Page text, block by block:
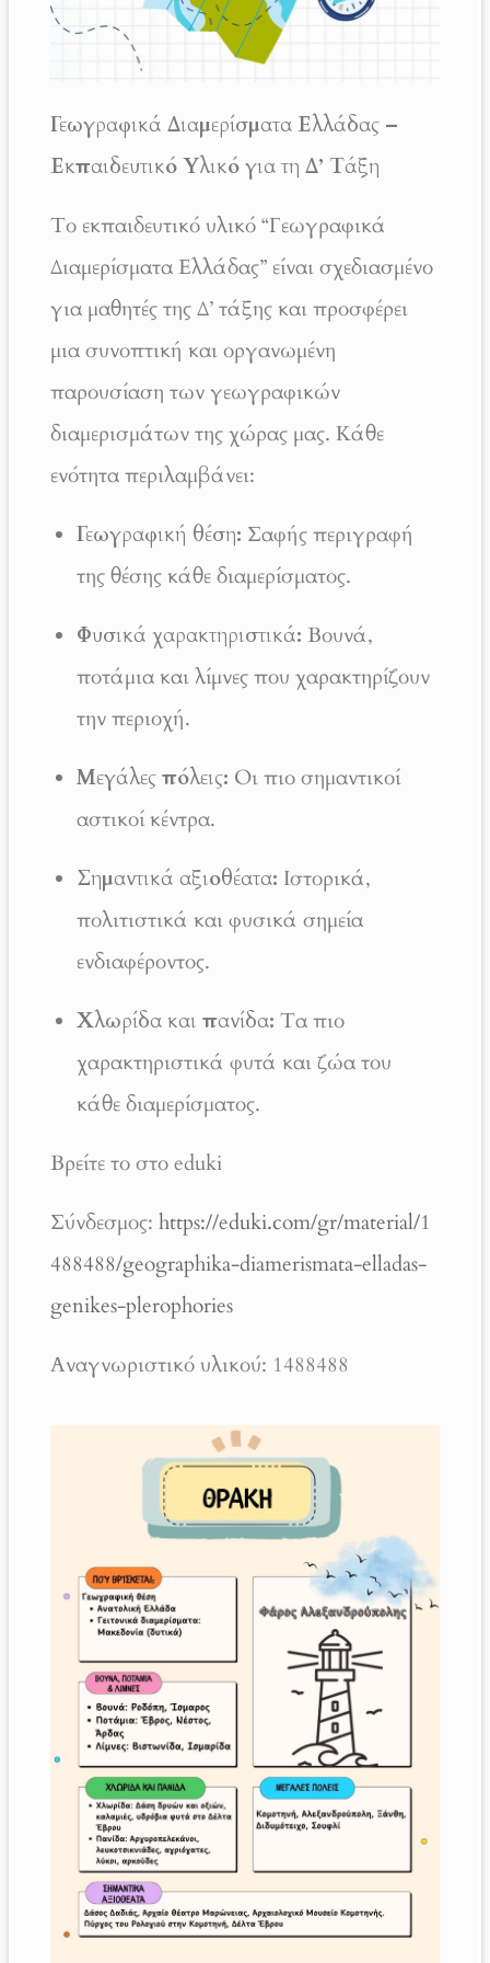
Γεωγραφικά Διαμερίσματα Ελλάδας –
Εκπαιδευτικό Υλικό για τη Δ’ Τάξη
Το εκπαιδευτικό υλικό “Γεωγραφικά
Διαμερίσματα Ελλάδας” είναι σχεδιασμένο
για μαθητές της Δ’ τάξης και προσφέρει
μια συνοπτική και οργανωμένη
παρουσίαση των γεωγραφικών
διαμερισμάτων της χώρας μας. Κάθε
ενότητα περιλαμβάνει:
Γεωγραφική θέση: Σαφής περιγραφή
της θέσης κάθε διαμερίσματος.
Φυσικά χαρακτηριστικά: Βουνά,
ποτάμια και λίμνες που χαρακτηρίζουν
την περιοχή.
Μεγάλες πόλεις: Οι πιο σημαντικοί
αστικοί κέντρα.
Σημαντικά αξιοθέατα: Ιστορικά,
πολιτιστικά και φυσικά σημεία
ενδιαφέροντος.
Χλωρίδα και πανίδα: Τα πιο
χαρακτηριστικά φυτά και ζώα του
κάθε διαμερίσματος.
Βρείτε το στο eduki
Σύνδεσμος: https://eduki.com/gr/material/1
488488/geographika-diamerismata-elladas-
genikes-plerophories
Αναγνωριστικό υλικού: 1488488